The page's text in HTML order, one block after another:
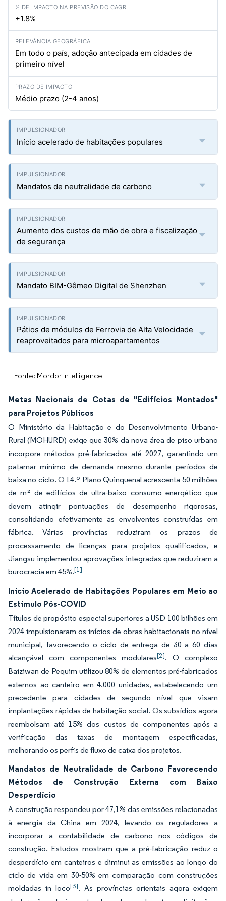
+1.8%
Em todo o país, adoção antecipada em cidades de
primeiro nível
Médio prazo (2-4 anos)
Início acelerado de habitações populares
Mandatos de neutralidade de carbono
Aumento dos custos de mão de obra e fiscalização
de segurança
Mandato BIM-Gêmeo Digital de Shenzhen
Pátios de módulos de Ferrovia de Alta Velocidade
reaproveitados para microapartamentos
Fonte: Mordor Intelligence
Metas Nacionais de Cotas de "Edifícios Montados"
para Projetos Públicos
O Ministério da Habitação e do Desenvolvimento Urbano-
Rural (MOHURD) exige que 30% da nova área de piso urbano
incorpore métodos pré-fabricados até 2027, garantindo um
patamar mínimo de demanda mesmo durante períodos de
baixa no ciclo. O 14.º Plano Quinquenal acrescenta 50 milhões
de m² de edifícios de ultra-baixo consumo energético que
devem atingir pontuações de desempenho rigorosas,
consolidando efetivamente as envolventes construídas em
fábrica. Várias províncias reduziram os prazos de
processamento de licenças para projetos qualificados, e
Jiangsu implementou aprovações integradas que reduziram a
burocracia em 45%.[1]
Início Acelerado de Habitações Populares em Meio ao
Estímulo Pós-COVID
Títulos de propósito especial superiores a USD 100 bilhões em
2024 impulsionaram os inícios de obras habitacionais no nível
municipal, favorecendo o ciclo de entrega de 30 a 60 dias
alcançável com componentes modulares[2]. O complexo
Baiziwan de Pequim utilizou 80% de elementos pré-fabricados
externos ao canteiro em 4.000 unidades, estabelecendo um
precedente para cidades de segundo nível que visam
implantações rápidas de habitação social. Os subsídios agora
reembolsam até 15% dos custos de componentes após a
verificação das taxas de montagem especificadas,
melhorando os perfis de fluxo de caixa dos projetos.
Mandatos de Neutralidade de Carbono Favorecendo
Métodos de Construção Externa com Baixo
Desperdício
A construção respondeu por 47,1% das emissões relacionadas
à energia da China em 2024, levando os reguladores a
incorporar a contabilidade de carbono nos códigos de
construção. Estudos mostram que a pré-fabricação reduz o
desperdício em canteiros e diminui as emissões ao longo do
ciclo de vida em 30-50% em comparação com construções
moldadas in loco[3]. As províncias orientais agora exigem